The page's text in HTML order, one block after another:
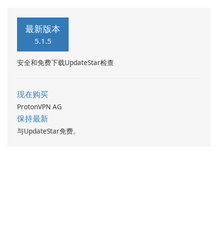
最新版本
5.1.5
安全和免费下载UpdateStar检查
现在购买
ProtonVPN AG
保持最新
与UpdateStar免费。